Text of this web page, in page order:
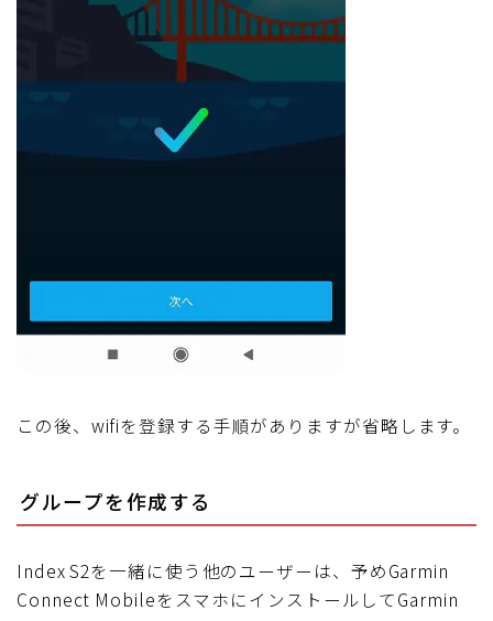
この後、wifiを登録する手順がありますが省略します。
グループを作成する
Index S2を一緒に使う他のユーザーは、予めGarmin
Connect MobileをスマホにインストールしてGarmin